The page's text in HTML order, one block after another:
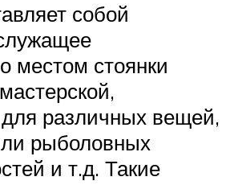
собой
местом стоянки
различных вещей,
рыболовных
и т.д. Такие